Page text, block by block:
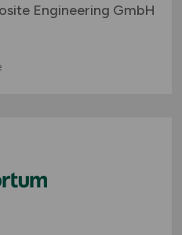
Engineering GmbH